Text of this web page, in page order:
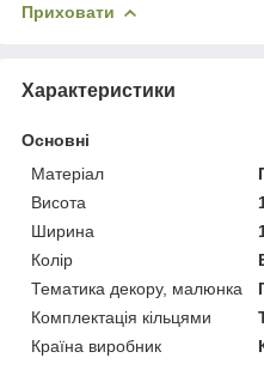
Приховати
Характеристики
Основні
Матеріал
Висота
Ширина
Колір
Тематика декору, малюнка
Комплектація кільцями
Країна виробник